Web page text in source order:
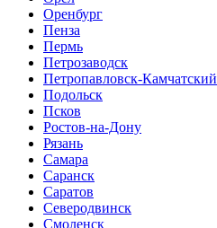
Оренбург
Пенза
Пермь
Петрозаводск
Петропавловск-Камчатский
Подольск
Псков
Ростов-на-Дону
Рязань
Самара
Саранск
Саратов
Северодвинск
Смоленск